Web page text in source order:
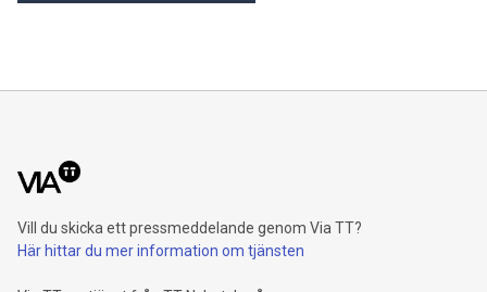
Vill du skicka ett pressmeddelande genom Via TT?
Här hittar du mer information om tjänsten